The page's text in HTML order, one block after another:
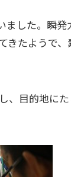
した。瞬
きたようで
、目的地に